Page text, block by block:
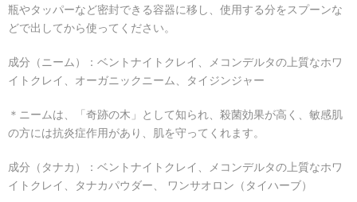
瓶やタッパーなど密封できる容器に移し、使用する分をスプーンな
どで出してから使ってください。
成分（ニーム）：ベントナイトクレイ、メコンデルタの上質なホワ
イトクレイ、オーガニックニーム、タイジンジャー
＊ニームは、「奇跡の木」として知られ、殺菌効果が高く、敏感肌
の方には抗炎症作用があり、肌を守ってくれます。
成分（タナカ）：ベントナイトクレイ、メコンデルタの上質なホワ
イトクレイ、タナカパウダー、 ワンサオロン（タイハーブ）